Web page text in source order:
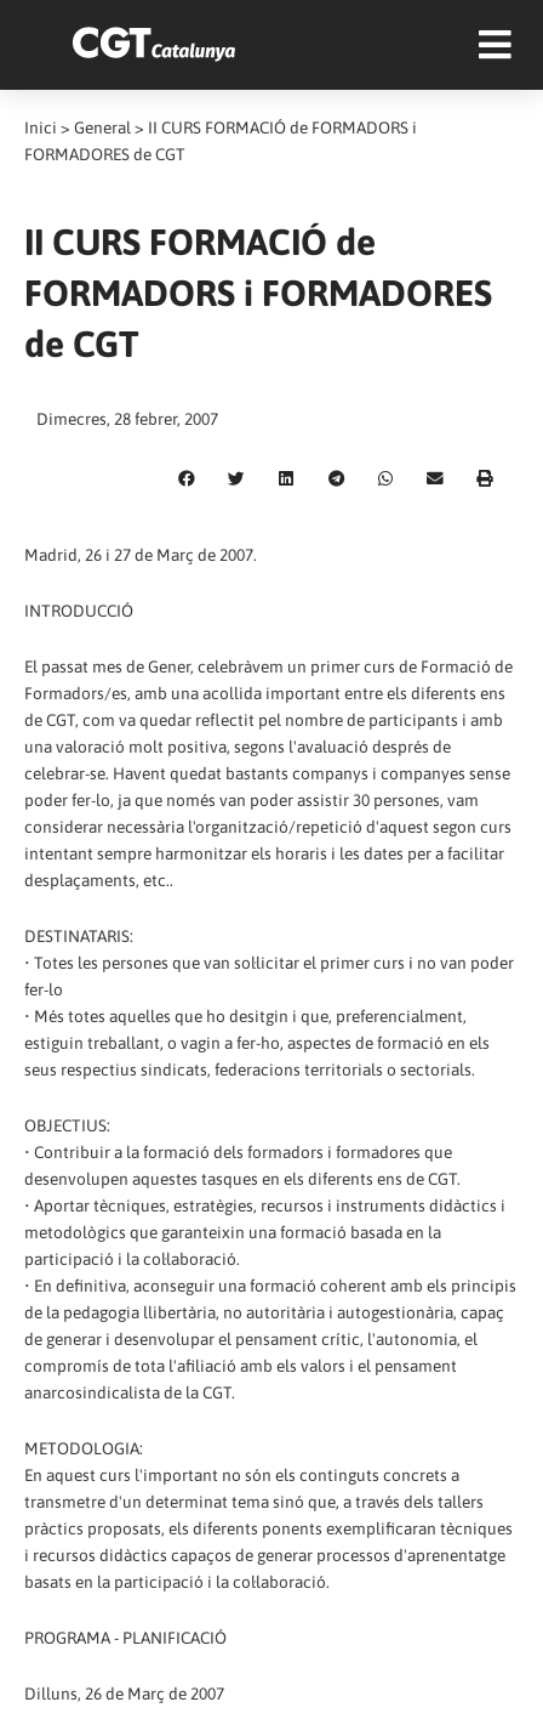
Inici > General > II CURS FORMACIÓ de FORMADORS i
FORMADORES de CGT
II CURS FORMACIÓ de
FORMADORS i FORMADORES
de CGT
Dimecres, 28 febrer, 2007
Madrid, 26 i 27 de Març de 2007.
INTRODUCCIÓ
El passat mes de Gener, celebràvem un primer curs de Formació de
Formadors/es, amb una acollida important entre els diferents ens
de CGT, com va quedar reflectit pel nombre de participants i amb
una valoració molt positiva, segons l'avaluació després de
celebrar-se. Havent quedat bastants companys i companyes sense
poder fer-lo, ja que només van poder assistir 30 persones, vam
considerar necessària l'organització/repetició d'aquest segon curs
intentant sempre harmonitzar els horaris i les dates per a facilitar
desplaçaments, etc..
DESTINATARIS:
• Totes les persones que van sol·licitar el primer curs i no van poder
fer-lo
• Més totes aquelles que ho desitgin i que, preferencialment,
estiguin treballant, o vagin a fer-ho, aspectes de formació en els
seus respectius sindicats, federacions territorials o sectorials.
OBJECTIUS:
• Contribuir a la formació dels formadors i formadores que
desenvolupen aquestes tasques en els diferents ens de CGT.
• Aportar tècniques, estratègies, recursos i instruments didàctics i
metodològics que garanteixin una formació basada en la
participació i la col·laboració.
• En definitiva, aconseguir una formació coherent amb els principis
de la pedagogia llibertària, no autoritària i autogestionària, capaç
de generar i desenvolupar el pensament crític, l'autonomia, el
compromís de tota l'afiliació amb els valors i el pensament
anarcosindicalista de la CGT.
METODOLOGIA:
En aquest curs l'important no són els continguts concrets a
transmetre d'un determinat tema sinó que, a través dels tallers
pràctics proposats, els diferents ponents exemplificaran tècniques
i recursos didàctics capaços de generar processos d'aprenentatge
basats en la participació i la col·laboració.
PROGRAMA - PLANIFICACIÓ
Dilluns, 26 de Març de 2007